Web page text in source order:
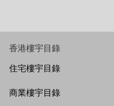
香港樓宇目錄
住宅樓宇目錄
商業樓宇目錄